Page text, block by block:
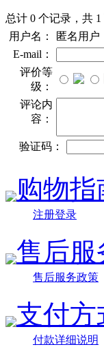
总计 0 个记录，共 1
用户名：
匿名用户
E-mail：
评价等
级：
评论内
容：
验证码：
购物指
注册登录
售后服
售后服务政策
支付方
付款详细说明